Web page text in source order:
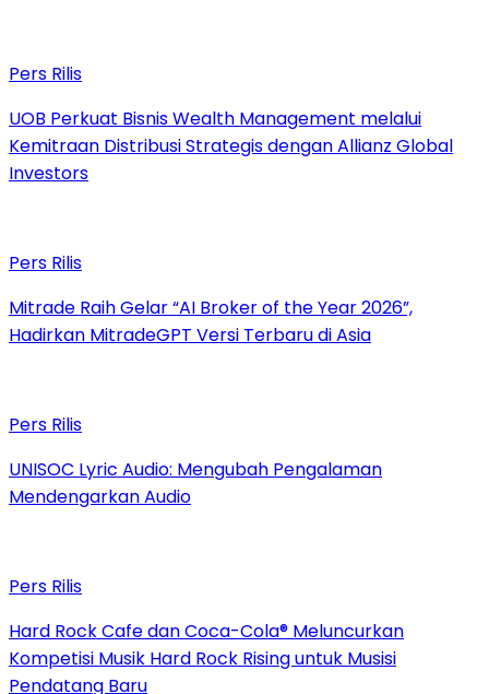
Pers Rilis
UOB Perkuat Bisnis Wealth Management melalui
Kemitraan Distribusi Strategis dengan Allianz Global
Investors
Pers Rilis
Mitrade Raih Gelar “AI Broker of the Year 2026”,
Hadirkan MitradeGPT Versi Terbaru di Asia
Pers Rilis
UNISOC Lyric Audio: Mengubah Pengalaman
Mendengarkan Audio
Pers Rilis
Hard Rock Cafe dan Coca-Cola® Meluncurkan
Kompetisi Musik Hard Rock Rising untuk Musisi
Pendatang Baru